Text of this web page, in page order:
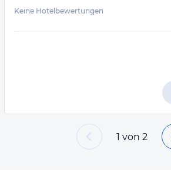
Keine Hotelbewertungen
1 von 2